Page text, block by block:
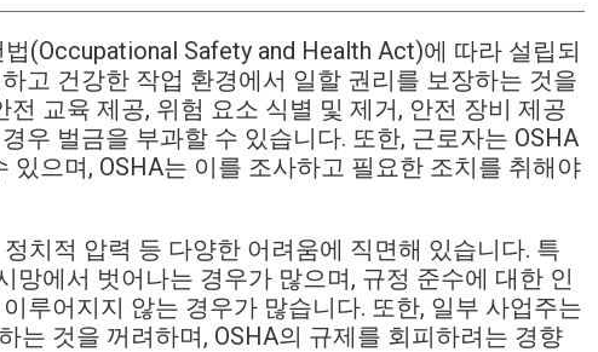
(Occupational Safety and Health Act)에 따라 설립되
고 건강한 작업 환경에서 일할 권리를 보장하는 것을
교육 제공, 위험 요소 식별 및 제거, 안전 장비 제공
우 벌금을 부과할 수 있습니다. 또한, 근로자는 OSHA
있으며, OSHA는 이를 조사하고 필요한 조치를 취해야
치적 압력 등 다양한 어려움에 직면해 있습니다. 특
망에서 벗어나는 경우가 많으며, 규정 준수에 대한 인
루어지지 않는 경우가 많습니다. 또한, 일부 사업주는
는 것을 꺼려하며, OSHA의 규제를 회피하려는 경향